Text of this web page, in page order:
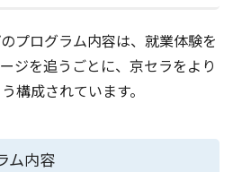
プログラム内容は、就業体験を
ジを追うごとに、京セラをより
構成されています。
ム内容